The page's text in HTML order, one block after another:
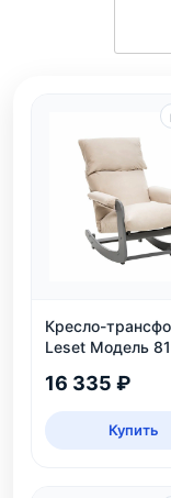
Кресло-
Leset Модель
нагрузка 130 кг
16 335 ₽
Купить